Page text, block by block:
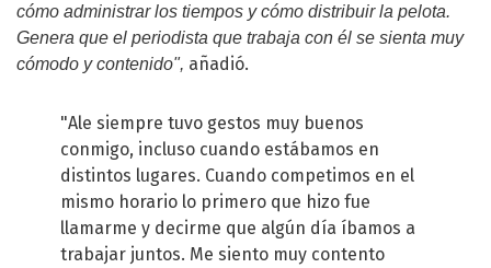
cómo administrar los tiempos y cómo distribuir la pelota.
Genera que el periodista que trabaja con él se sienta muy
cómodo y contenido", añadió.
"Ale siempre tuvo gestos muy buenos
conmigo, incluso cuando estábamos en
distintos lugares. Cuando competimos en el
mismo horario lo primero que hizo fue
llamarme y decirme que algún día íbamos a
trabajar juntos. Me siento muy contento